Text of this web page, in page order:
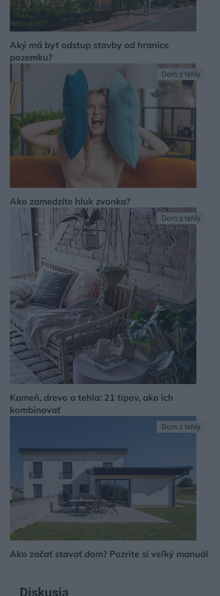
Aký má byť odstup stavby od hranice
pozemku?
Dom z tehly
Ako zamedzíte hluk zvonka?
Dom z tehly
Kameň, drevo a tehla: 21 tipov, ako ich
kombinovať
Dom z tehly
Ako začať stavať dom? Pozrite si veľký manuál
Diskusia